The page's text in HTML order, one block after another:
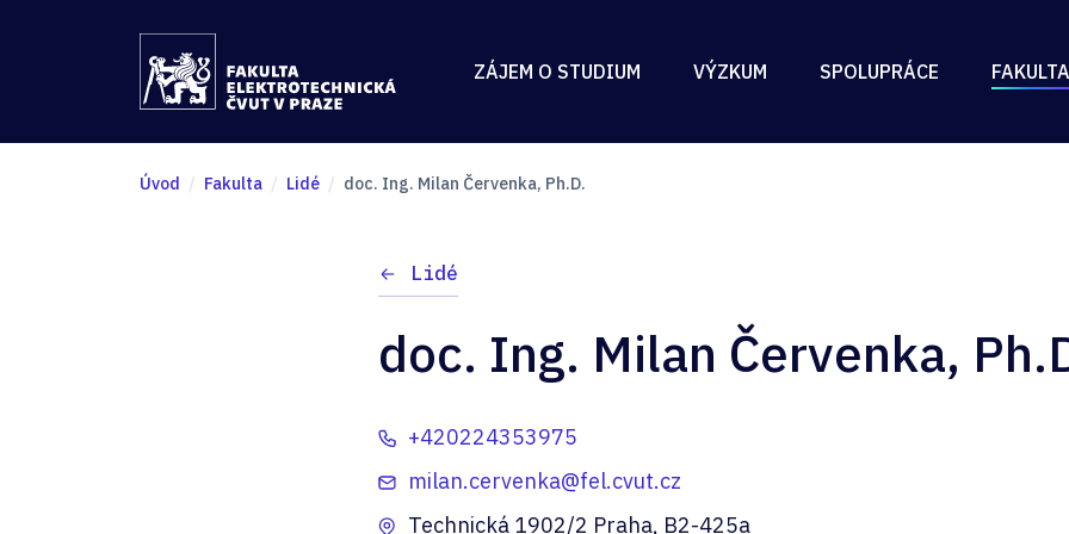
ZÁJEM O STUDIUM VÝZKUM SPOLUPRÁCE FAKULTA
Úvod Fakulta Lidé doc. Ing. Milan Červenka, Ph.D.
Lidé
doc. Ing. Milan Červenka,
+420224353975
milan.cervenka@fel.cvut.cz
Technická 1902/2 Praha, B2-425a